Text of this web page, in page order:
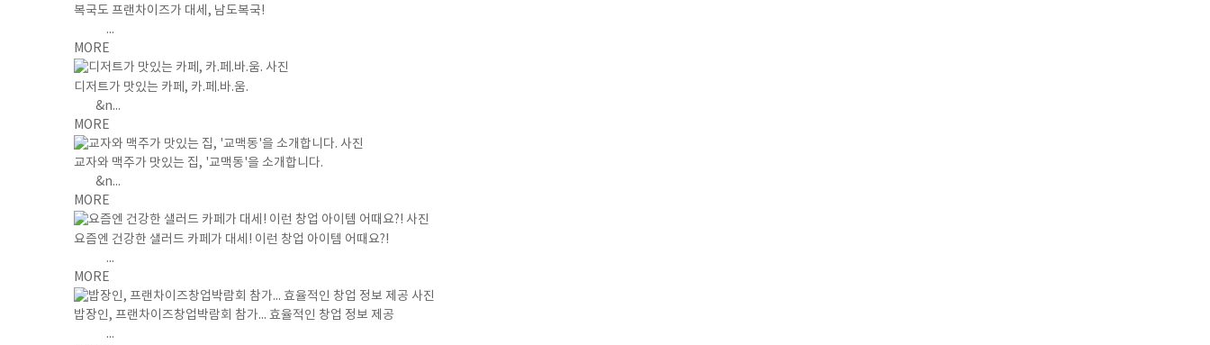
복국도 프랜차이즈가 대세, 남도복국!
...
MORE
디저트가 맛있는 카페, 카.페.바.움.
&n...
MORE
교자와 맥주가 맛있는 집, '교맥동'을 소개합니다.
&n...
MORE
요즘엔 건강한 샐러드 카페가 대세! 이런 창업 아이템 어때요?!
...
MORE
밥장인, 프랜차이즈창업박람회 참가... 효율적인 창업 정보 제공
...